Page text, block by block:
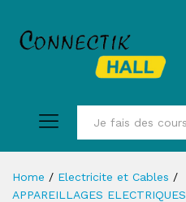
Home / Electricite et Cables /
APPAREILLAGES ELECTRIQUES